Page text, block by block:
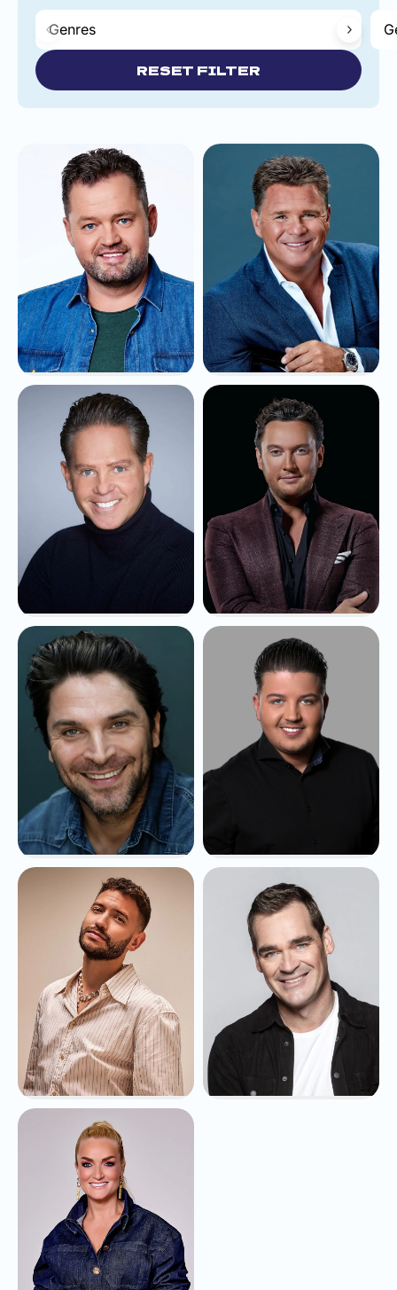
Genres
RESET FILTER
Frans Duijts
€7.995,- €7.995,-
Danny de Munk
vanaf€3.950,- €15.000,-
Xander de Buisonjé
€9.995,- €12.500,-
€10.000,-